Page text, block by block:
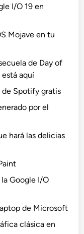
I/O 19 en
Mojave en tu
de Day of
aquí
de Spotify gratis
por el
hará las delicias
Google I/O
de Microsoft
clásica en